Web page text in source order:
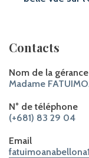
Contacts
Nom de la gérance
Madame
N° de téléphone
(+681) 83 29 04
Email